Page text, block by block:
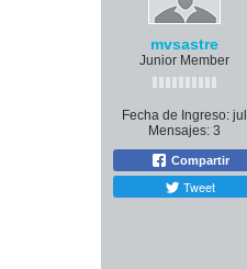
mvsastre
Junior Member
Fecha de Ingreso: jul
Mensajes: 3
Compartir
Tweet